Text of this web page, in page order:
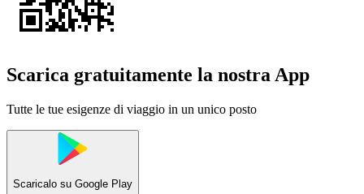
Scarica gratuitamente la nostra App
Tutte le tue esigenze di viaggio in un unico posto
Scaricalo su Google Play